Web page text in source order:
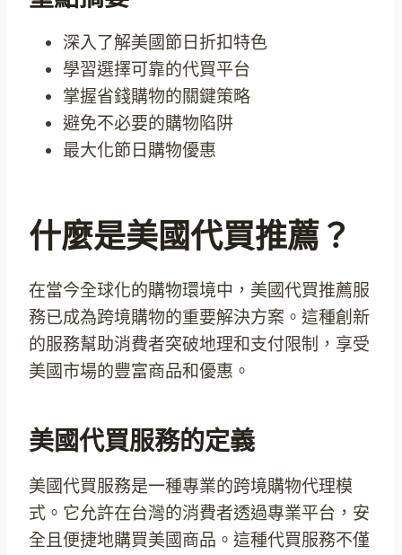
深入了解美國節日折扣特色
學習選擇可靠的代買平台
掌握省錢購物的關鍵策略
避免不必要的購物陷阱
最大化節日購物優惠
什麼是美國代買推薦？
在當今全球化的購物環境中，美國代買推薦服
務已成為跨境購物的重要解決方案。這種創新
的服務幫助消費者突破地理和支付限制，享受
美國市場的豐富商品和優惠。
美國代買服務的定義
美國代買服務是一種專業的跨境購物代理模
式。它允許在台灣的消費者透過專業平台，安
全且便捷地購買美國商品。這種代買服務不僅